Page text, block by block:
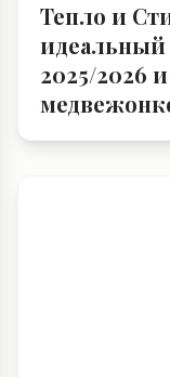
Тепло и
идеальный
2025/2026